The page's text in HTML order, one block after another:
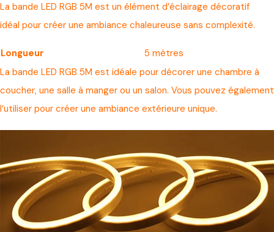
La bande LED RGB 5M est un élément d’éclairage décoratif
idéal pour créer une ambiance chaleureuse sans complexité.
Longueur
5 mètres
La bande LED RGB 5M est idéale pour décorer une chambre à
coucher, une salle à manger ou un salon. Vous pouvez également
l’utiliser pour créer une ambiance extérieure unique.